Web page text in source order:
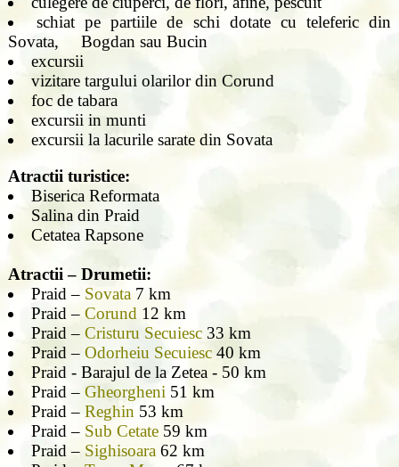
schiat pe partiile de schi dotate cu teleferic din
Sovata, Bogdan sau Bucin
excursii
vizitare targului olarilor din Corund
foc de tabara
excursii in munti
excursii la lacurile sarate din Sovata
Atractii turistice:
Biserica Reformata
Salina din Praid
Cetatea Rapsone
Atractii – Drumetii:
Praid – Sovata7 km
Praid – Corund 12 km
Praid – Cristuru Secuiesc33 km
Praid – Odorheiu Secuiesc40 km
Praid - Barajul de la Zetea - 50 km
Praid – Gheorgheni 51 km
Praid – Reghin 53 km
Praid – Sub Cetate59 km
Praid – Sighisoara 62 km